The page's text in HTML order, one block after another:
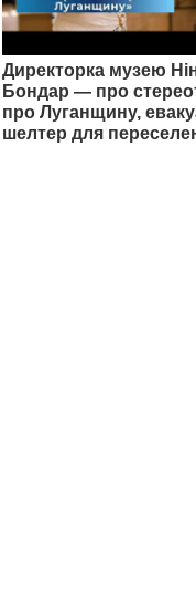
Директорка музею
Бондар — про
про Луганщину,
шелтер для